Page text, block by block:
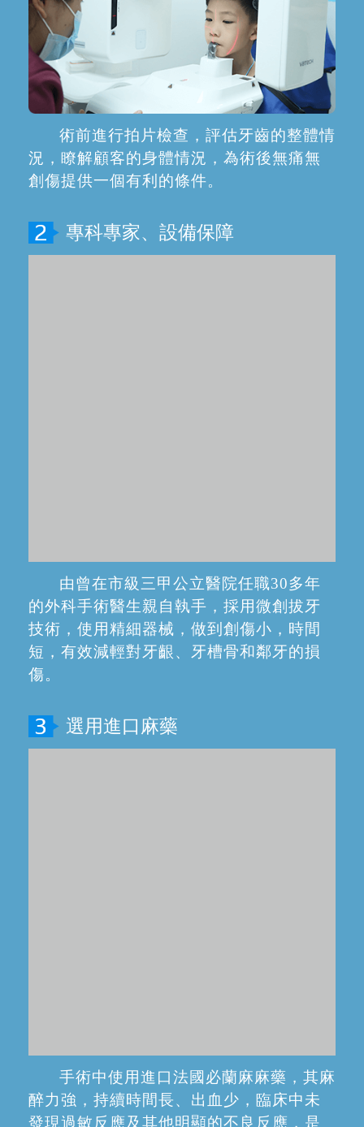
術前進行拍片檢查，評估牙齒的整體情
況，瞭解顧客的身體情況，為術後無痛無
創傷提供一個有利的條件。
專科專家、設備保障
傷。
選用進口麻藥